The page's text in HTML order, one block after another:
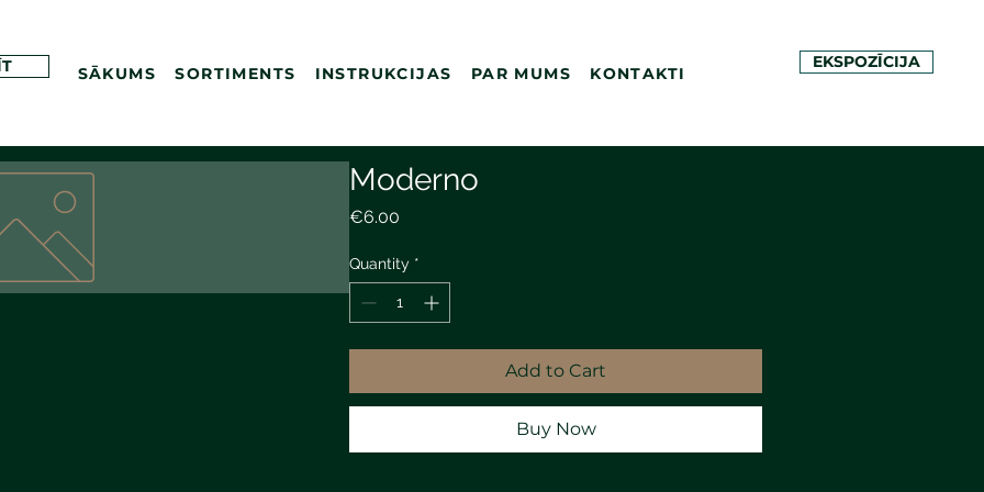
SĀKUMS SORTIMENTS INSTRUKCIJAS PAR MUMS KONTAKTI
EKSPOZĪCIJA
Moderno
€6.00
Quantity *
Add to Cart
Buy Now